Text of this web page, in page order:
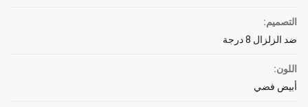
التصميم:
ضد الزلزال 8 درجة
اللون:
أبيض فضي